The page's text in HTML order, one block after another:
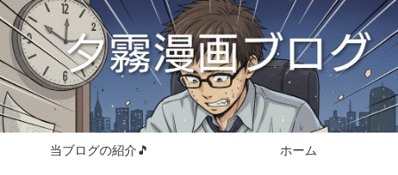
当ブログの紹介🎵 ホーム